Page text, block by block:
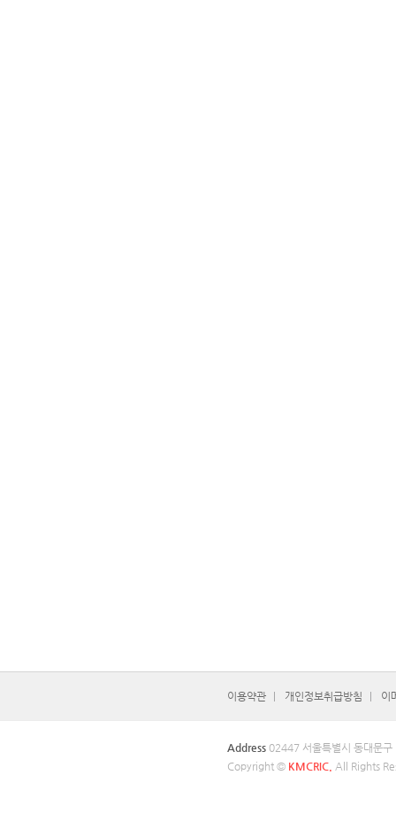
이용약관 개인정보취급방침 이
Address02447 서울특별시 동대문구
Copyright © KMCRIC. All Rights